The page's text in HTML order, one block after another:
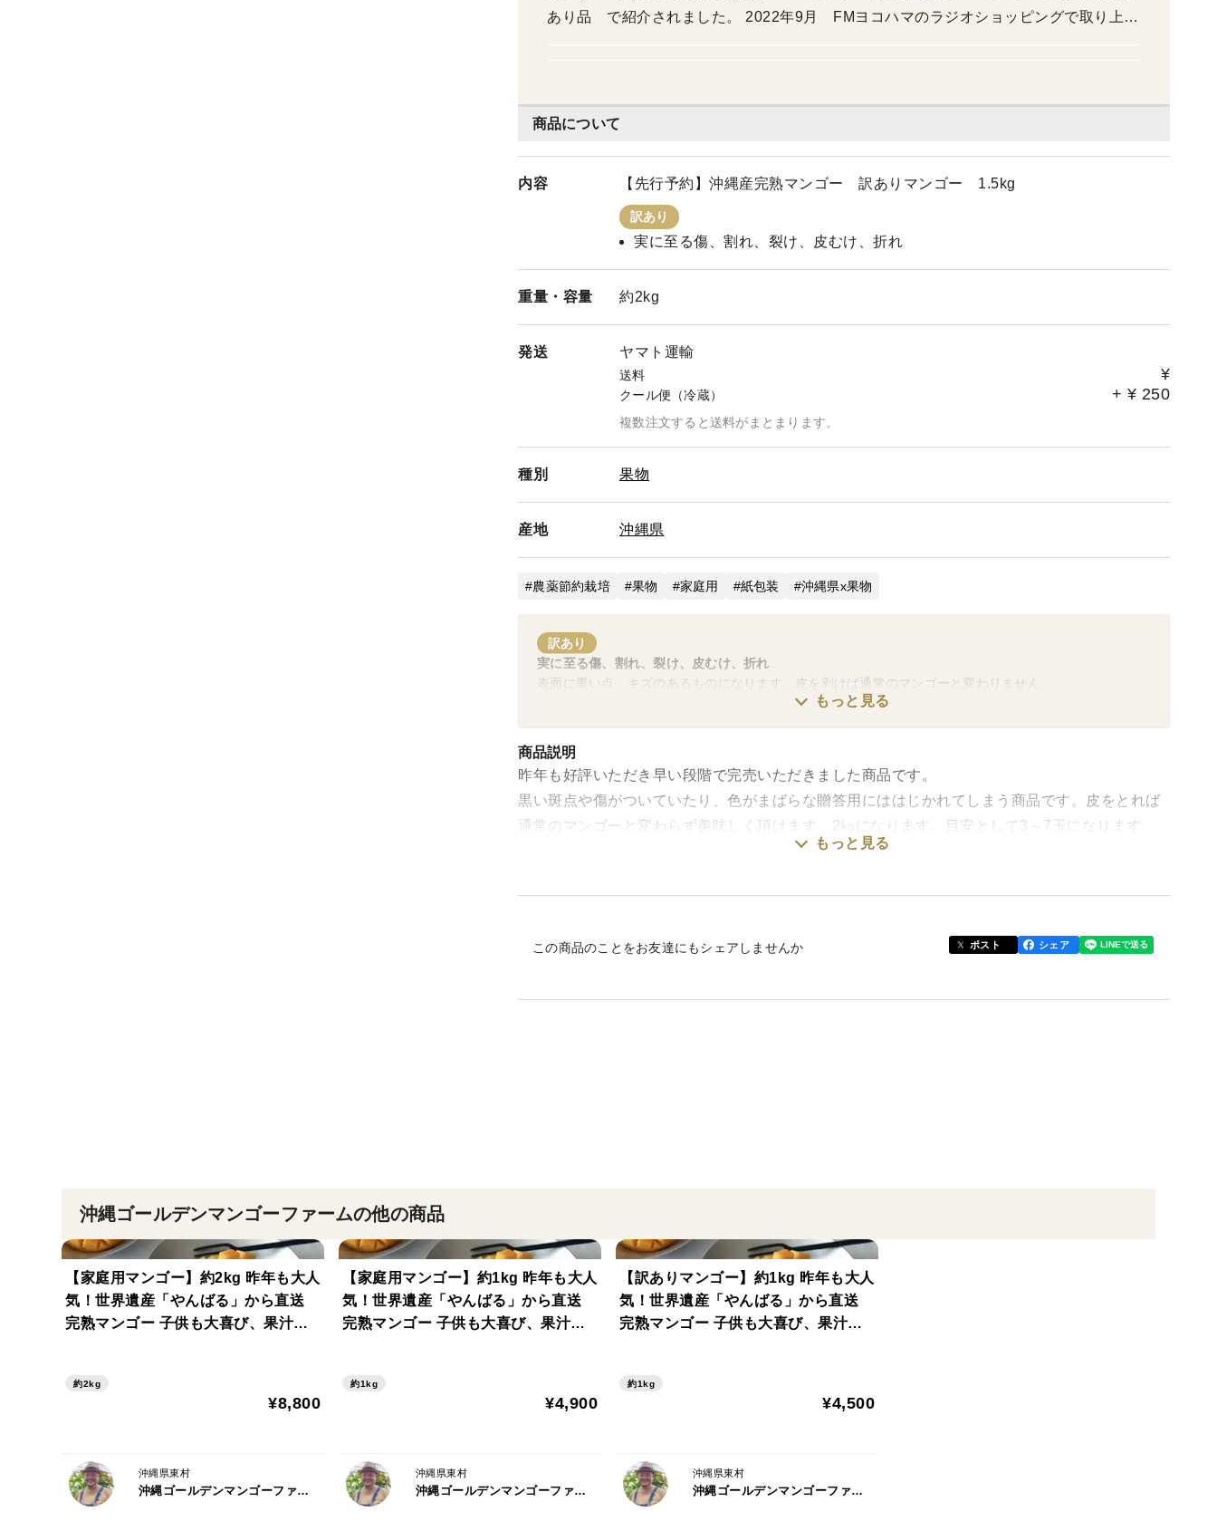
商品について
内容 【先行予約】沖縄産完熟マンゴー 訳ありマンゴー 1.5kg
訳あり
実に至る傷、割れ、裂け、皮むけ、折れ
重量・ 容量 約2kg
発送 ヤマト運輸
送料 ¥
クール便（冷蔵） + ¥ 250
複数注文すると送料がまとまります。
種別 果物
産地 沖縄県
農薬節約栽培 果物 家庭用 紙包装 沖縄県x果物
訳あり
実に至る傷、割れ、裂け、皮むけ、折れ
表面に黒い点、キズのあるものになります。皮を剥けば通常のマンゴーと変わりません。
もっと見る
商品説明
昨年も好評いただき早い段階で完売いただきました商品です。
黒い斑点や傷がついていたり、色がまばらな贈答用にははじかれてしまう商品です。皮をとれば
通常のマンゴーと変わらず美味しく頂けます。2㎏になります。目安として3～7玉になります。
味はそのままに、見た目が贈答用からはみ出してしまったマンゴーを販売いたします。
縄では珍しい軟水になり、飲料水にも使われる水で栽培しています。
＜産地の特徴＞
東村は「山原」（やんばる）と呼ばれ沖縄本島北部の東海岸にあります。パイナップルの生産が
沖縄の土壌は大陸からの川や海流によって堆積した土壌や、太古の珊瑚でできた琉球石灰岩の風
化などで出来たミネラル分たっぷりの土壌です。牛糞堆肥やバガス（さとうきびの絞りかす）、
＜品種など＞
アーウィン種という、繊維が少なく、食べやすい品種です。俗に言われる「アップルマンゴー」
もっと見る
この商品のことをお友達にもシェアしませんか ポスト シェア
あり品 で紹介されました。 2022年9月 FMヨコハマのラジオショッピングで取り上げ
沖縄ゴールデンマンゴーファームの他の商品
【家庭用マンゴー】約2kg 昨年も大人
気！世界遺産「やんばる」から直送
完熟マンゴー 子供も大喜び、果汁が
約2kg
¥8,800
沖縄県東村
沖縄ゴールデンマンゴーファーム
【家庭用マンゴー】約1kg 昨年も大人
気！世界遺産「やんばる」から直送
完熟マンゴー 子供も大喜び、果汁が
約1kg
¥4,900
沖縄県東村
沖縄ゴールデンマンゴーファーム
【訳ありマンゴー】約1kg 昨年も大人
気！世界遺産「やんばる」から直送
完熟マンゴー 子供も大喜び、果汁が
約1kg
¥4,500
沖縄県東村
沖縄ゴールデンマンゴーファーム